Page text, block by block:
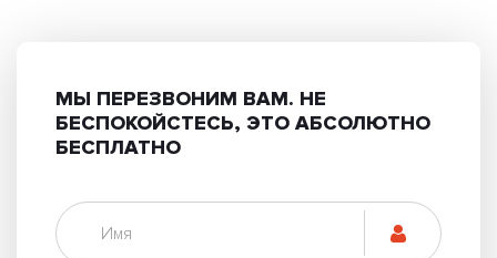
МЫ ПЕРЕЗВОНИМ ВАМ. НЕ
БЕСПОКОЙСТЕСЬ, ЭТО АБСОЛЮТНО
БЕСПЛАТНО